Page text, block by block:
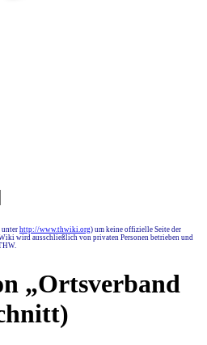
unter http://www.thwiki.org) um keine offizielle Seite der
wird ausschließlich von privaten Personen betrieben und
„Ortsverband